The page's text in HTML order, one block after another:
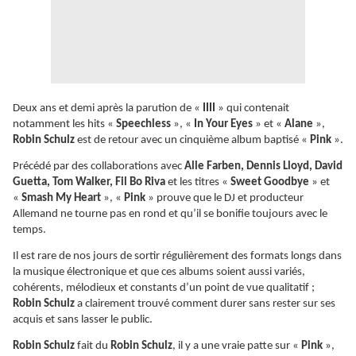
Deux ans et demi après la parution de « IIII » qui contenait
notamment les hits « Speechless », « In Your Eyes » et « Alane »,
Robin Schulz est de retour avec un cinquième album baptisé « Pink ».
Précédé par des collaborations avec Alle Farben, Dennis Lloyd, David
Guetta, Tom Walker, Fil Bo Riva et les titres « Sweet Goodbye » et
« Smash My Heart », « Pink » prouve que le DJ et producteur
Allemand ne tourne pas en rond et qu’il se bonifie toujours avec le
temps.
Il est rare de nos jours de sortir régulièrement des formats longs dans
la musique électronique et que ces albums soient aussi variés,
cohérents, mélodieux et constants d’un point de vue qualitatif ;
Robin Schulz a clairement trouvé comment durer sans rester sur ses
acquis et sans lasser le public.
Robin Schulz fait du Robin Schulz, il y a une vraie patte sur « Pink »,